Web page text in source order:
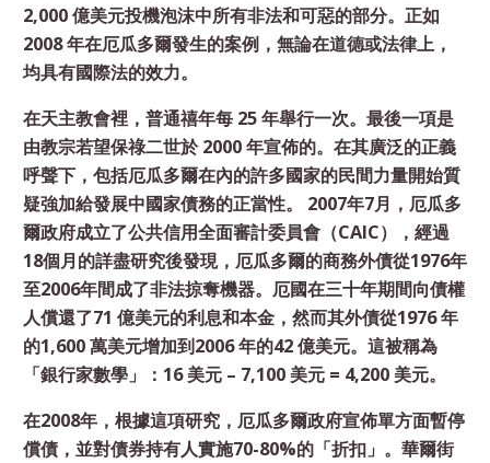
2,000 億美元投機泡沫中所有非法和可惡的部分。正如
2008 年在厄瓜多爾發生的案例，無論在道德或法律上，
均具有國際法的效力。
在天主教會裡，普通禧年每 25 年舉行一次。最後一項是
由教宗若望保祿二世於 2000 年宣佈的。在其廣泛的正義
呼聲下，包括厄瓜多爾在內的許多國家的民間力量開始質
疑強加給發展中國家債務的正當性。 2007年7月，厄瓜多
爾政府成立了公共信用全面審計委員會（CAIC），經過
18個月的詳盡研究後發現，厄瓜多爾的商務外債從1976年
至2006年間成了非法掠奪機器。厄國在三十年期間向債權
人償還了71 億美元的利息和本金，然而其外債從1976 年
的1,600 萬美元增加到2006 年的42 億美元。這被稱為
「銀行家數學」：16 美元 – 7,100 美元 = 4,200 美元。
在2008年，根據這項研究，厄瓜多爾政府宣佈單方面暫停
償債，並對債券持有人實施70-80%的「折扣」。華爾街